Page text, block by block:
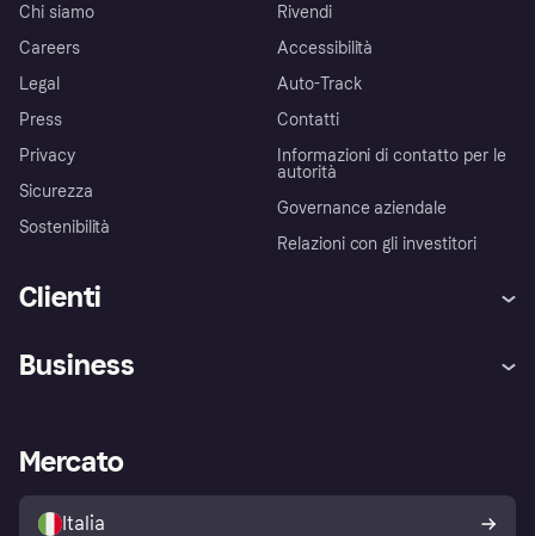
Chi siamo
Careers
Legal
Press
Privacy
Sicurezza
Sostenibilità
Rivendi
Accessibilità
Auto-Track
Contatti
Informazioni di contatto per le
autorità
Governance aziendale
Relazioni con gli investitori
Clienti
Esplora i negozi
Politica di protezione
dell'acquirente Klarna
Business
Accesso aziende
Mercato
Italia